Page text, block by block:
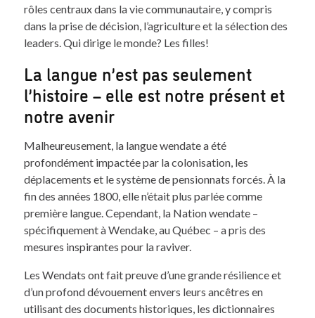
rôles centraux dans la vie communautaire, y compris
dans la prise de décision, l’agriculture et la sélection des
leaders. Qui dirige le monde? Les filles!
La langue n’est pas seulement
l’histoire – elle est notre présent et
notre avenir
Malheureusement, la langue wendate a été
profondément impactée par la colonisation, les
déplacements et le système de pensionnats forcés. À la
fin des années 1800, elle n’était plus parlée comme
première langue. Cependant, la Nation wendate –
spécifiquement à Wendake, au Québec – a pris des
mesures inspirantes pour la raviver.
Les Wendats ont fait preuve d’une grande résilience et
d’un profond dévouement envers leurs ancêtres en
utilisant des documents historiques, les dictionnaires